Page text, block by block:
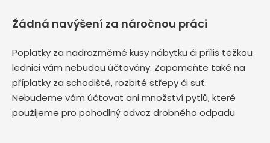
Žádná navýšení za náročnou práci
Poplatky za nadrozměrné kusy nábytku či příliš těžkou
lednici vám nebudou účtovány. Zapomeňte také na
příplatky za schodiště, rozbité střepy či suť.
Nebudeme vám účtovat ani množství pytlů, které
použijeme pro pohodlný odvoz drobného odpadu